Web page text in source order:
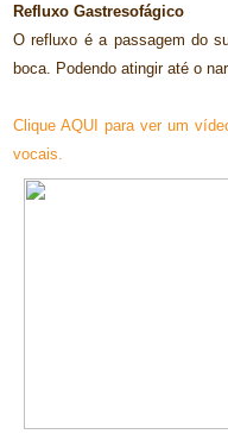
Refluxo Gastresofágico
O refluxo é a passagem do
boca. Podendo atingir até o
Clique AQUI para ver um
vocais.